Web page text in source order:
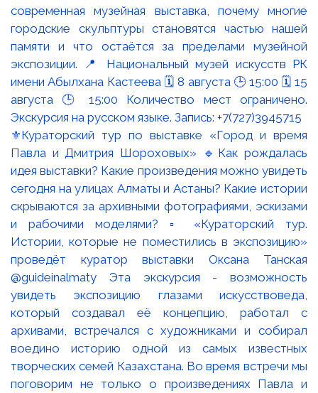
⚜️Кураторский тур по выставке «Город и время
Павла и Дмитрия Шороховых» 🔹Как рождалась
идея выставки? Какие произведения можно увидеть
сегодня на улицах Алматы и Астаны? Какие истории
скрываются за архивными фотографиями, эскизами
и рабочими моделями? ▫️ «Кураторский тур.
Истории, которые не поместились в экспозицию»
проведёт куратор выставки Оксана Танская
@guideinalmaty Эта экскурсия - возможность
увидеть экспозицию глазами искусствоведа,
который создавал её концепцию, работал с
архивами, встречался с художниками и собирал
воедино историю одной из самых известных
творческих семей Казахстана. Во время встречи мы
поговорим не только о произведениях Павла и